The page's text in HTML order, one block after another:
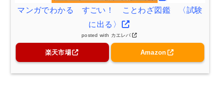
マンガでわかる すごい！ ことわざ図鑑 〈試験
に出る〉
posted with カエレバ
楽天市場 Amazon